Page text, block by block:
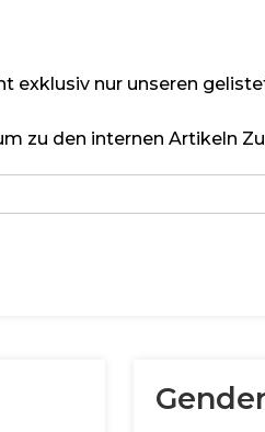
exklusiv nur unseren
zu den internen Artikeln